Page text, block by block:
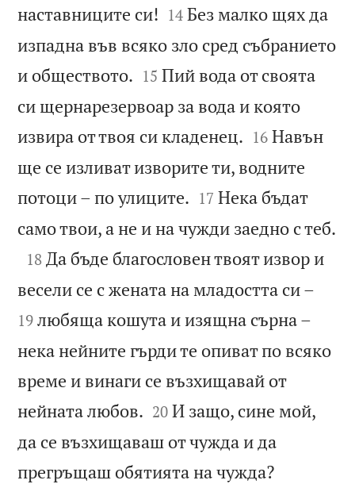
наставниците си! 

14 Без малко щях да
изпадна във всяко зло сред събранието
и обществото. 

15 Пий вода от своята
си щернарезервоар за вода и която
извира от твоя си кладенец. 

16 Навън
ще се изливат изворите ти, водните
потоци – по улиците. 

17 Нека бъдат
само твои, а не и на чужди заедно с теб.

18 Да бъде благословен твоят извор и
весели се с жената на младостта си –
19 любяща кошута и изящна сърна –
нека нейните гърди те опиват по всяко
време и винаги се възхищавай от
нейната любов. 

20 И защо, сине мой,
да се възхищаваш от чужда и да
прегръщаш обятията на чужда?